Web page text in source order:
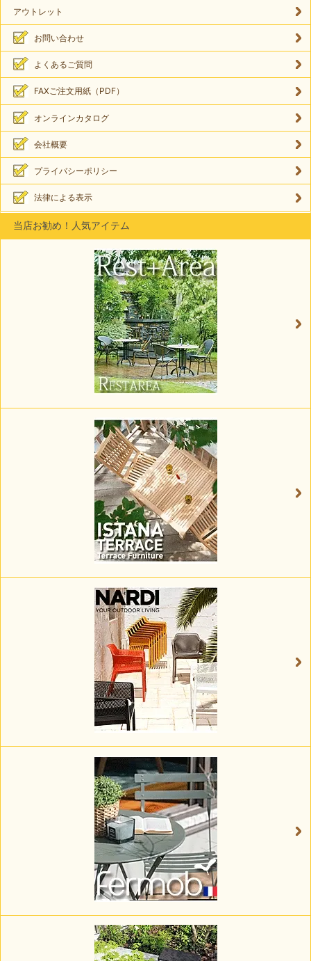
アウトレット
お問い合わせ
よくあるご質問
FAXご注文用紙（PDF）
オンラインカタログ
会社概要
プライバシーポリシー
法律による表示
当店お勧め！人気アイテム